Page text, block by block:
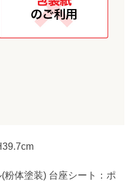
粉体塗装) 台座シート：ポ